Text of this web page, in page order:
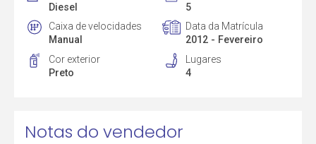
Diesel
5
Caixa de velocidades
Manual
Data da Matrícula
2012 - Fevereiro
Cor exterior
Preto
Lugares
4
Notas do vendedor